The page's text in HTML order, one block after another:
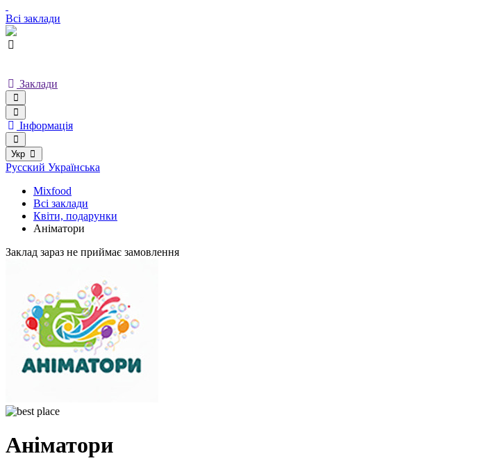
Всі заклади
Заклади
Інформація
Укр
Русский Українська
Mixfood
Всі заклади
Квіти, подарунки
Аніматори
Заклад зараз не приймає замовлення
Аніматори